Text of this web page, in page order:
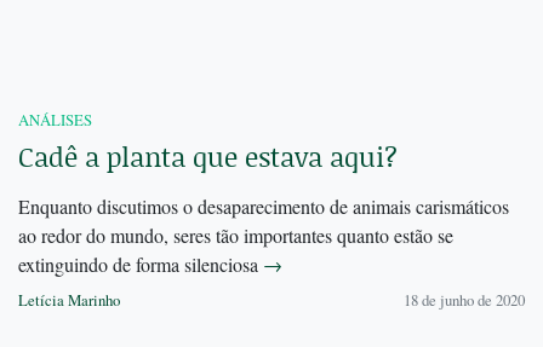
ANÁLISES
Cadê a planta que estava aqui?
Enquanto discutimos o desaparecimento de animais carismáticos
ao redor do mundo, seres tão importantes quanto estão se
extinguindo de forma silenciosa →
Letícia Marinho 18 de junho de 2020